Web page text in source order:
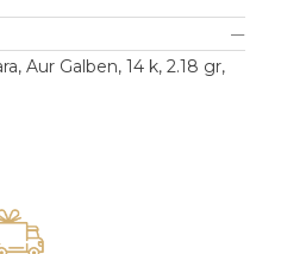
Aur Galben, 14 k, 2.18 gr,